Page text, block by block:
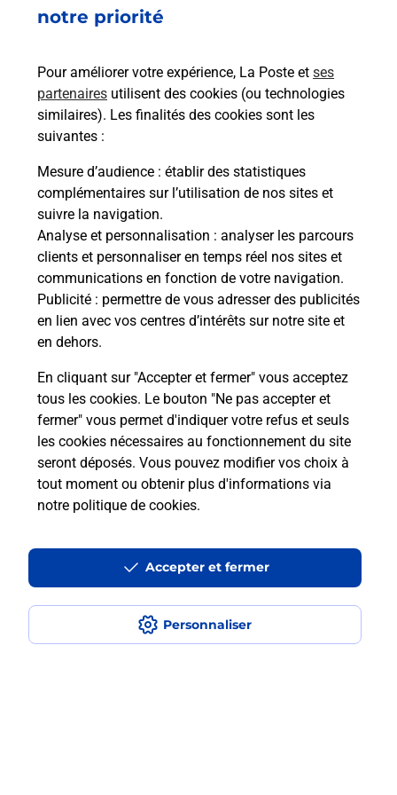
notre priorité
Pour améliorer votre expérience, La Poste et ses
partenaires utilisent des cookies (ou technologies
similaires). Les finalités des cookies sont les
suivantes :
Mesure d’audience : établir des statistiques
complémentaires sur l’utilisation de nos sites et
suivre la navigation.
Analyse et personnalisation : analyser les parcours
clients et personnaliser en temps réel nos sites et
communications en fonction de votre navigation.
Publicité : permettre de vous adresser des publicités
en lien avec vos centres d’intérêts sur notre site et
en dehors.
En cliquant sur "Accepter et fermer" vous acceptez
tous les cookies. Le bouton "Ne pas accepter et
fermer" vous permet d'indiquer votre refus et seuls
les cookies nécessaires au fonctionnement du site
seront déposés. Vous pouvez modifier vos choix à
tout moment ou obtenir plus d'informations via
notre politique de cookies.
Personnaliser
Accepter et fermer
Vous souhaitez envoyer un colis depuis : SAINT
JEAN DE LUZ (64500) ? Découvrez toutes les
solutions proposées par La Poste.
En savoir plus
Questions fréquemment posées
Quel est le prix d’une photocopie ?
Où faire des photocopies à proximité
?
Comment faire des photocopies ?
SAINT JEAN DE LUZ
Photocopier